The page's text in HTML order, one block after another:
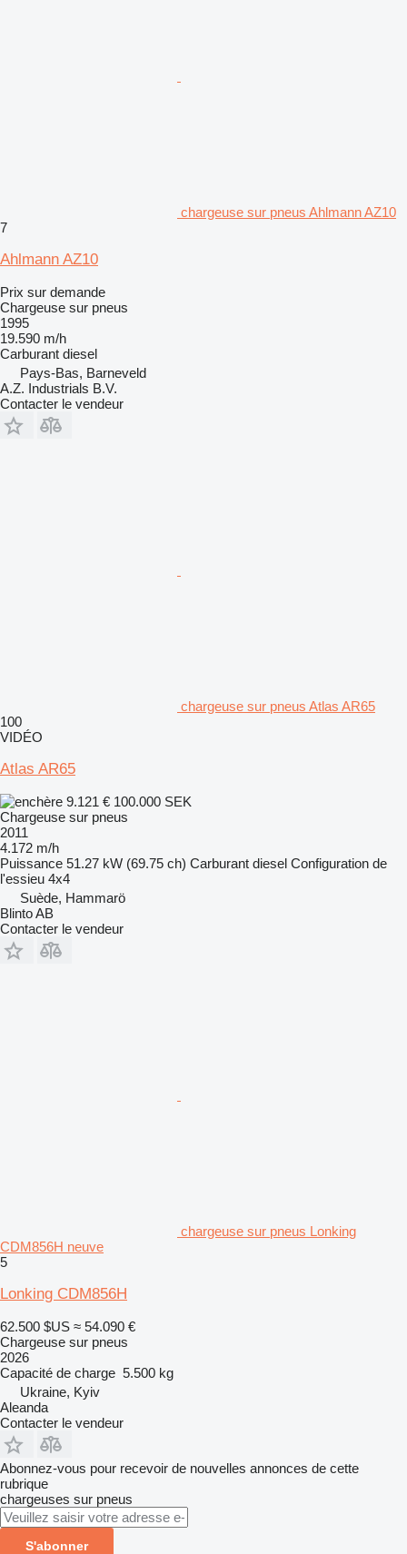
chargeuse sur pneus Ahlmann AZ10
7
Ahlmann AZ10
Prix sur demande
Chargeuse sur pneus
1995
19.590 m/h
Carburant diesel
Pays-Bas, Barneveld
A.Z. Industrials B.V.
Contacter le vendeur
chargeuse sur pneus Atlas AR65
100
VIDÉO
Atlas AR65
9.121 € 100.000 SEK
Chargeuse sur pneus
2011
4.172 m/h
Puissance 51.27 kW (69.75 ch) Carburant diesel Configuration de
l'essieu 4x4
Suède, Hammarö
Blinto AB
Contacter le vendeur
chargeuse sur pneus Lonking
CDM856H neuve
5
Lonking CDM856H
62.500 $US ≈ 54.090 €
Chargeuse sur pneus
2026
Capacité de charge 5.500 kg
Ukraine, Kyiv
Aleanda
Contacter le vendeur
Abonnez-vous pour recevoir de nouvelles annonces de cette
rubrique
chargeuses sur pneus
S'abonner